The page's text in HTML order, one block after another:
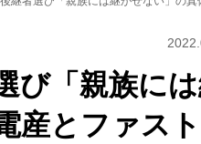
び「親族に
とファス